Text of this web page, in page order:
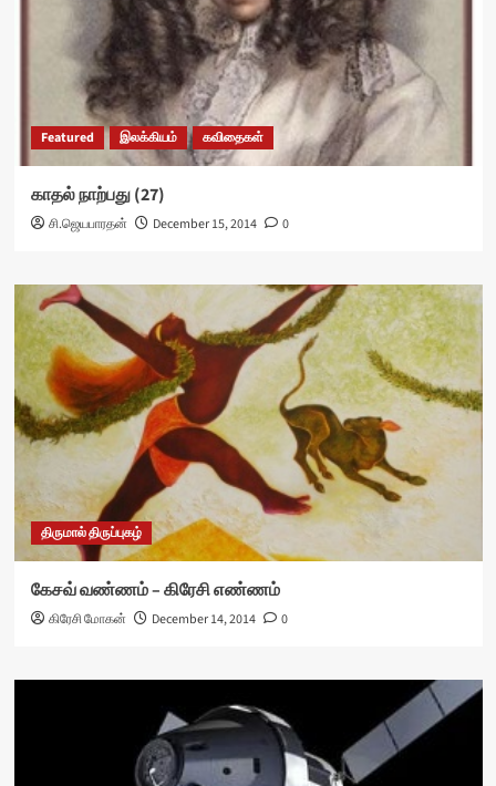
Featured இலக்கியம் கவிதைகள்
காதல் நாற்பது (27)
சி.ஜெயபாரதன் December 15, 2014 0
திருமால் திருப்புகழ்
கேசவ் வண்ணம் – கிரேசி எண்ணம்
கிரேசி மோகன் December 14, 2014 0